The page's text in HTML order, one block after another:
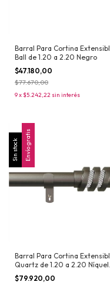
Barral Para Cortina
Ball de 1.20 a 2.20 Negro
$47.180,00
$77.670,00
9x$5.242,22 sin interés
Sin stock Envío gratis
Barral Para Cortina
Quartz de 1.20 a 2.20 Níquel
Satinado
$79.920,00